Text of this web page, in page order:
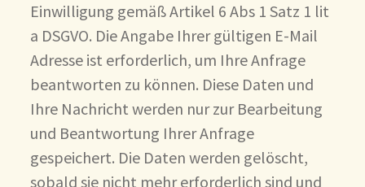
Einwilligung gemäß Artikel 6 Abs 1 Satz 1 lit
a DSGVO. Die Angabe Ihrer gültigen E-Mail
Adresse ist erforderlich, um Ihre Anfrage
beantworten zu können. Diese Daten und
Ihre Nachricht werden nur zur Bearbeitung
und Beantwortung Ihrer Anfrage
gespeichert. Die Daten werden gelöscht,
sobald sie nicht mehr erforderlich sind und